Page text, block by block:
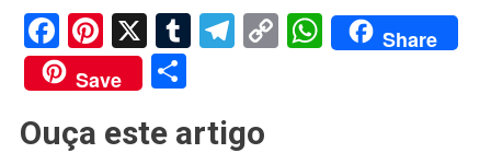
Conseguir
Os
Facebook
Pinterest
X Tumblr
Telegram
CopyWhatsApp
Share
Save
Share
Ouça este artigo